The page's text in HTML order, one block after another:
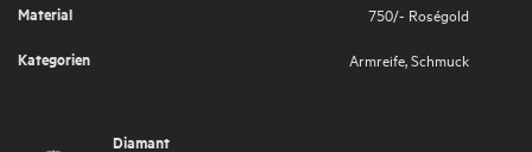
Material
750/- Roségold
Kategorien
Armreife Schmuck
Diamant